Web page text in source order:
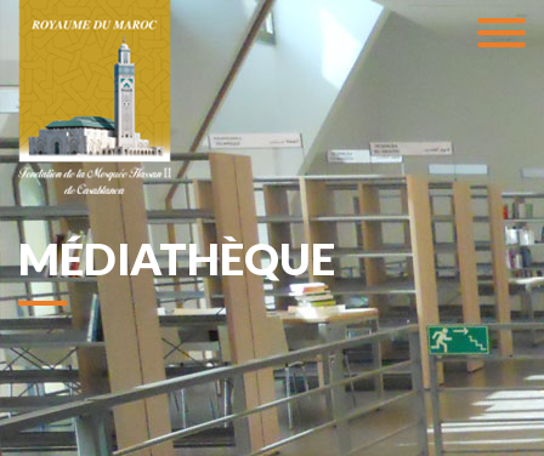
MÉDIATHÈQUE